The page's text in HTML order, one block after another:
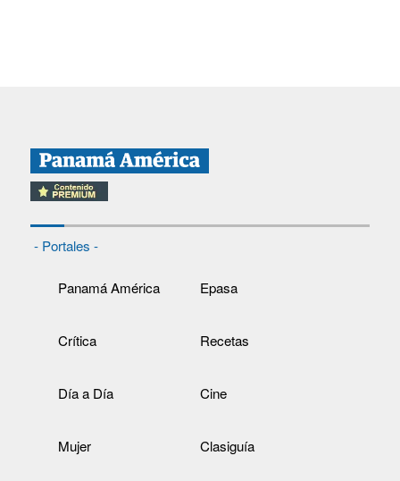
- Portales -
Panamá América Epasa
Crítica Recetas
Día a Día Cine
Mujer Clasiguía